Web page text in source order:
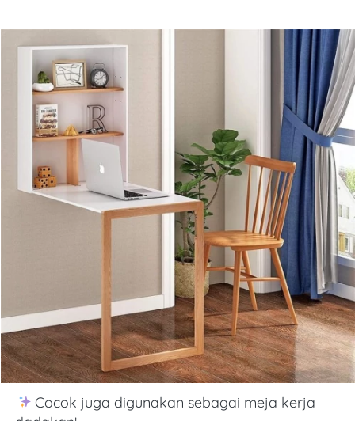
Cocok juga digunakan sebagai meja kerja